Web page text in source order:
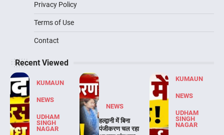
Privacy Policy
Terms of Use
Contact
Recent Viewed
KUMAUN
NEWS
UDHAM
SINGH
NAGAR
NEWS
हल्द्वानी में बिना
पंजीकरण चल रहा
KUMAUN
NEWS
UDHAM
SINGH
NAGAR